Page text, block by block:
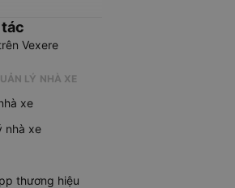
Vexere
LÝ NHÀ XE
xe
nhà xe
thương hiệu